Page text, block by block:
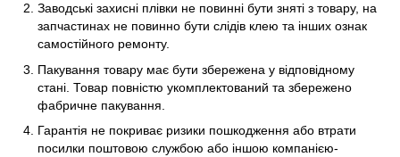
Заводські захисні плівки не повинні бути зняті з товару, на
запчастинах не повинно бути слідів клею та інших ознак
самостійного ремонту.
Пакування товару має бути збережена у відповідному
стані. Товар повністю укомплектований та збережено
фабричне пакування.
Гарантія не покриває ризики пошкодження або втрати
посилки поштовою службою або іншою компанією-